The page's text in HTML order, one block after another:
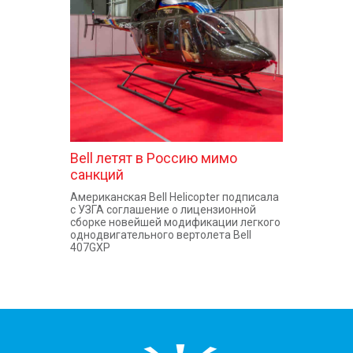
КОНТАКТЫ
Bell летят в Россию мимо
санкций
Американская Bell Helicopter подписала
с УЗГА соглашение о лицензионной
сборке новейшей модификации легкого
однодвигательного вертолета Bell
407GXP